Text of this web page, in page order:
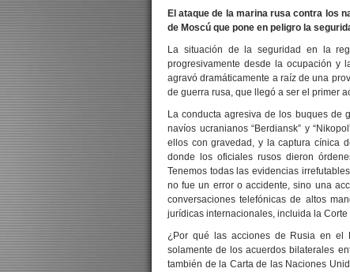
El ataque de la marina rusa contra los
de Moscú que pone en peligro la
La situación de la seguridad en la
progresivamente desde la ocupación y
agravó dramáticamente a raíz de una
de guerra rusa, que llegó a ser el primer
La conducta agresiva de los buques de
navíos ucranianos “Berdiansk” y
ellos con gravedad, y la captura cínica
donde los oficiales rusos dieron
Tenemos todas las evidencias
no fue un error o accidente, sino una
conversaciones telefónicas de altos
jurídicas internacionales, incluida la
¿Por qué las acciones de Rusia en el
solamente de los acuerdos bilaterales
también de la Carta de las Naciones